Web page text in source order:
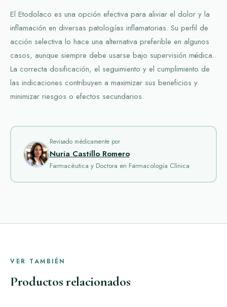
El Etodolaco es una opción efectiva para aliviar el dolor y la
inflamación en diversas patologías inflamatorias. Su perfil de
acción selectiva lo hace una alternativa preferible en algunos
casos, aunque siempre debe usarse bajo supervisión médica.
La correcta dosificación, el seguimiento y el cumplimiento de
las indicaciones contribuyen a maximizar sus beneficios y
minimizar riesgos o efectos secundarios.
Revisado médicamente por
Nuria Castillo Romero
Farmacéutica y Doctora en Farmacología Clínica
VER TAMBIÉN
Productos relacionados